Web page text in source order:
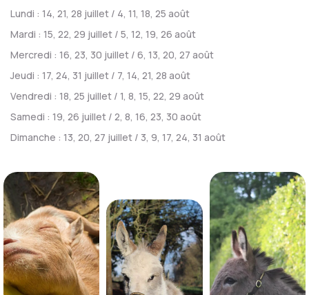
Lundi : 14, 21, 28 juillet / 4, 11, 18, 25 août
Mardi : 15, 22, 29 juillet / 5, 12, 19, 26 août
Mercredi : 16, 23, 30 juillet / 6, 13, 20, 27 août
Jeudi : 17, 24, 31 juillet / 7, 14, 21, 28 août
Vendredi : 18, 25 juillet / 1, 8, 15, 22, 29 août
Samedi : 19, 26 juillet / 2, 8, 16, 23, 30 août
Dimanche : 13, 20, 27 juillet / 3, 9, 17, 24, 31 août